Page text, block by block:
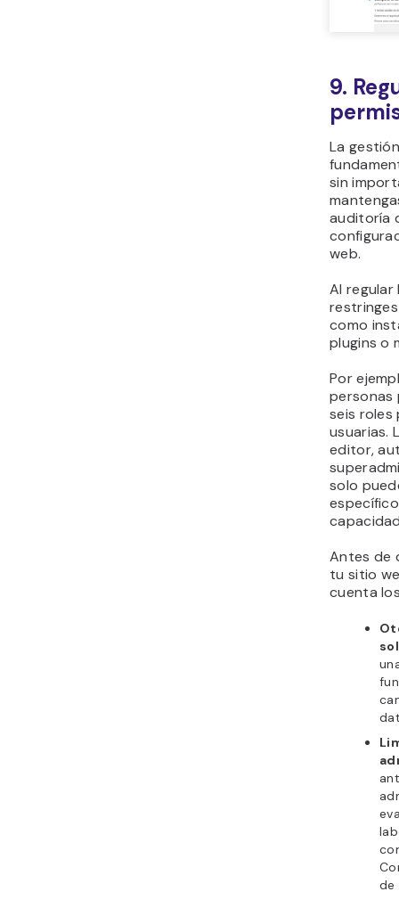
9.
La
sin
auditoría
web.
Al regular
como
plugins o
Por
personas
seis
usuarias.
editor,
solo
Antes de
tu sitio
cuenta
de